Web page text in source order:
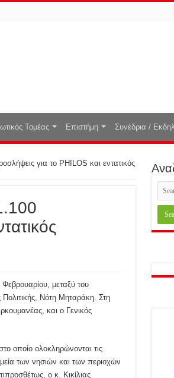
Τομέας Επιστήμη Συνέδρια /
για το PHILOS και εντατικός
μεταξύ του
Νότη Μηταράκη. Στη
και ο Γενικός
οποίο ολοκληρώνονται τις
των νησιών και των περιοχών
ο κ. Κικίλιας